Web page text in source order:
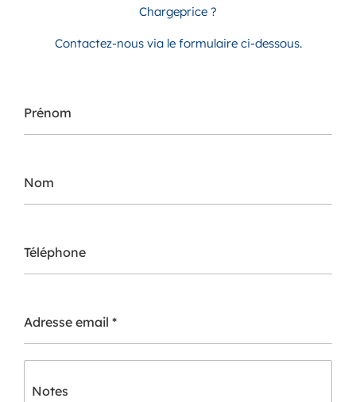
Chargeprice ?
Contactez-nous via le formulaire ci-dessous.
Prénom
Nom
Téléphone
Adresse email *
Notes